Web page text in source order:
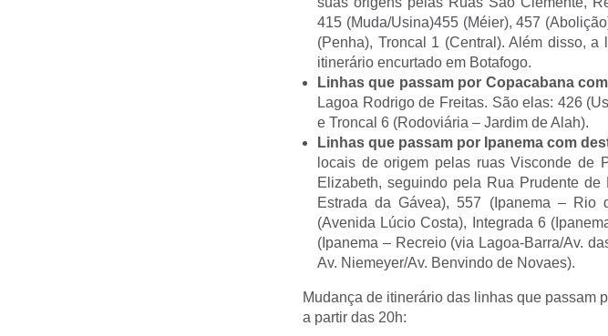
415 (Muda/Usina)455 (Méier), 457
(Penha), Troncal 1 (Central). Além disso,
itinerário encurtado em Botafogo.
Linhas que passam por Copacabana
Lagoa Rodrigo de Freitas. São elas: 426
e Troncal 6 (Rodoviária – Jardim de Alah).
Linhas que passam por Ipanema com
locais de origem pelas ruas Visconde de
Elizabeth, seguindo pela Rua Prudente
Estrada da Gávea), 557 (Ipanema – Rio
(Avenida Lúcio Costa), Integrada 6
(Ipanema – Recreio (via Lagoa-Barra/Av.
Av. Niemeyer/Av. Benvindo de Novaes).
Mudança de itinerário das linhas que passam
a partir das 20h: